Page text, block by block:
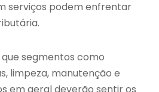
serviços podem enfrentar
segmentos como
limpeza, manutenção e
em geral deverão sentir os